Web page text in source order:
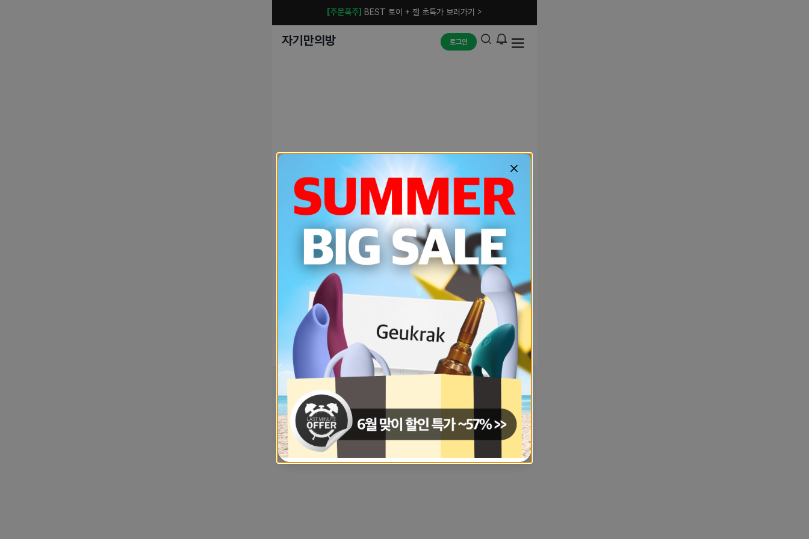
[주문폭주] BEST 토이 + 젤 초특가 보러가기 >
자기만의방 로그인
예상치 못한 에러입니다.